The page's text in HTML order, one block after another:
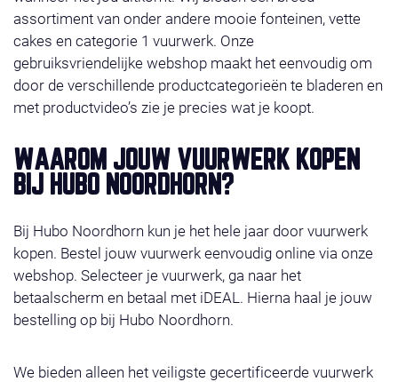
assortiment van onder andere mooie fonteinen, vette
cakes en categorie 1 vuurwerk. Onze
gebruiksvriendelijke webshop maakt het eenvoudig om
door de verschillende productcategorieën te bladeren en
met productvideo’s zie je precies wat je koopt.
WAAROM JOUW VUURWERK KOPEN
BIJ HUBO NOORDHORN?
Bij Hubo Noordhorn kun je het hele jaar door vuurwerk
kopen. Bestel jouw vuurwerk eenvoudig online via onze
webshop. Selecteer je vuurwerk, ga naar het
betaalscherm en betaal met iDEAL. Hierna haal je jouw
bestelling op bij Hubo Noordhorn.
We bieden alleen het veiligste gecertificeerde vuurwerk